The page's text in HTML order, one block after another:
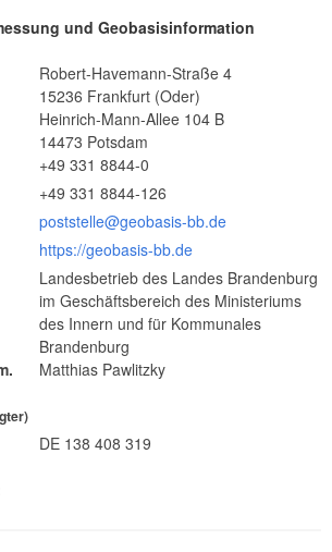
und Geobasisinformation
Robert-Havemann-Straße 4
15236 Frankfurt (Oder)
Heinrich-Mann-Allee 104 B
14473 Potsdam
+49 331 8844-0
+49 331 8844-126
poststelle@geobasis-bb.de
https://geobasis-bb.de
Landesbetrieb des Landes Brandenburg
im Geschäftsbereich des Ministeriums
des Innern und für Kommunales
Brandenburg
Matthias Pawlitzky
DE 138 408 319